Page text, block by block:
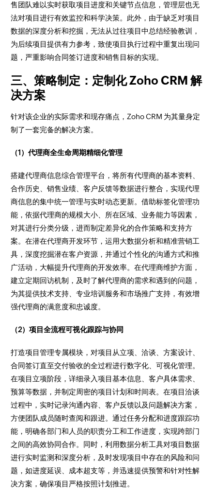
售团队难以实时获取项目进度和关键节点信息，管理层也无
法对项目进行有效监控和科学决策。此外，由于缺乏对项目
数据的深度分析和挖掘，无法从过往项目中总结经验教训，
为后续项目提供有力参考，致使项目执行过程中重复出现问
题，严重影响合同签订进度和销售目标的实现。​
三、策略制定：定制化 Zoho CRM 解
决方案​
针对该企业的实际需求和现存痛点，Zoho CRM 为其量身定
制了一套完备的解决方案。​
（1）代理商全生命周期精细化管理​
搭建代理商信息综合管理平台，将所有代理商的基本资料、
合作历史、销售业绩、客户反馈等数据进行整合，实现代理
商信息的集中统一管理与实时动态更新。借助标签化管理功
能，依据代理商的规模大小、所在区域、业务能力等因素，
对其进行分类分级，进而制定差异化的合作策略和支持方
案。在潜在代理商开发环节，运用大数据分析和精准营销工
具，深度挖掘潜在客户资源，并通过个性化的沟通方式和推
广活动，大幅提升代理商的开发效率。在代理商维护方面，
建立定期回访机制，及时了解代理商的需求和遇到的问题，
为其提供技术支持、专业培训服务和市场推广支持，有效增
强代理商的满意度和忠诚度。​
（2）项目全流程可视化跟踪与协同​
打造项目管理专属模块，对项目从立项、洽谈、方案设计、
合同签订直至交付验收的全过程进行数字化、可视化管理。
在项目立项阶段，详细录入项目基本信息、客户具体需求、
预算等数据，并制定周密的项目计划和时间表。在项目洽谈
过程中，实时记录沟通内容、客户反馈以及问题解决方案，
方便团队成员随时查阅和跟进。通过任务分配和进度跟踪功
能，明确各部门和人员的职责分工和工作进度，实现跨部门
之间的高效协同合作。同时，利用数据分析工具对项目数据
进行实时监测和深度分析，及时发现项目中存在的风险和问
题，如进度延误、成本超支等，并迅速提供预警和针对性解
决方案，确保项目严格按照计划推进。​